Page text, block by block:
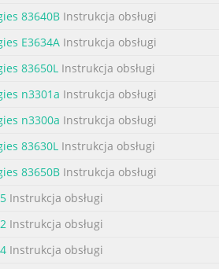
83640B Instrukcja obsługi
E3634A Instrukcja obsługi
83650L Instrukcja obsługi
n3301a Instrukcja obsługi
n3300a Instrukcja obsługi
83630L Instrukcja obsługi
83650B Instrukcja obsługi
Instrukcja obsługi
Instrukcja obsługi
Instrukcja obsługi